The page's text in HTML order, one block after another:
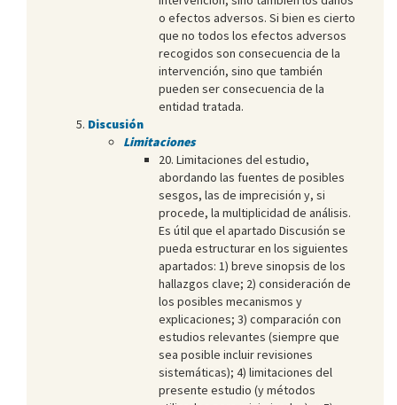
o efectos adversos. Si bien es cierto
que no todos los efectos adversos
recogidos son consecuencia de la
intervención, sino que también
pueden ser consecuencia de la
entidad tratada.
Discusión
Limitaciones
20. Limitaciones del estudio,
abordando las fuentes de posibles
sesgos, las de imprecisión y, si
procede, la multiplicidad de análisis.
Es útil que el apartado Discusión se
pueda estructurar en los siguientes
apartados: 1) breve sinopsis de los
hallazgos clave; 2) consideración de
los posibles mecanismos y
explicaciones; 3) comparación con
estudios relevantes (siempre que
sea posible incluir revisiones
sistemáticas); 4) limitaciones del
presente estudio (y métodos